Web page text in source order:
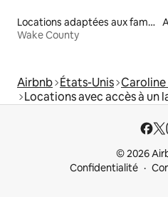
Locations adaptées aux familles
Wake County
Airbnb États-Unis Caroline
Locations avec accès à un
© 2026
Confidentialité